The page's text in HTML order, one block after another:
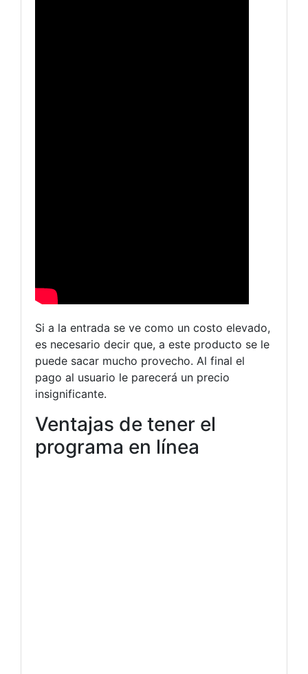
Si a la entrada se ve como un costo elevado,
es necesario decir que, a este producto se le
puede sacar mucho provecho. Al final el
pago al usuario le parecerá un precio
insignificante.
Ventajas de tener el
programa en línea